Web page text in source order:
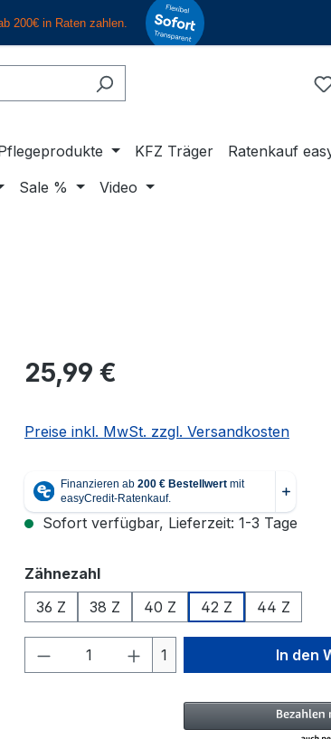
KFZ Träger
Ratenkauf
Sale % Video
Regulärer Preis:
25,99 €
Preise inkl. MwSt. zzgl. Versandkosten
Sofort verfügbar, Lieferzeit: 1-3 Tage
Zähnezahlauswählen
36 Z
38 Z 40 Z 42 Z 44 Z
Produkt Anzahl: Gib den
1 In den